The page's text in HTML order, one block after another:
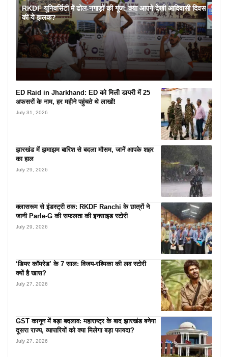
RKDF यूनिवर्सिटी में ढोल-नगाड़ों की गूंज: क्या आपने देखी आदिवासी दिवस
की ये झलक?
ED Raid in Jharkhand: ED को मिली डायरी में 25
अफसरों के नाम, हर महीने पहुंचते थे लाखों!
July 31, 2026
झारखंड में झमाझम बारिश से बदला मौसम, जानें आपके शहर
का हाल
July 29, 2026
क्लासरूम से इंडस्ट्री तक: RKDF Ranchi के छात्रों ने
जानी Parle-G की सफलता की इनसाइड स्टोरी
July 29, 2026
‘डियर कॉमरेड’ के 7 साल: विजय-रश्मिका की लव स्टोरी
क्यों है खास?
July 27, 2026
GST कानून में बड़ा बदलाव: महाराष्ट्र के बाद झारखंड बनेगा
दूसरा राज्य, व्यापारियों को क्या मिलेगा बड़ा फायदा?
July 27, 2026